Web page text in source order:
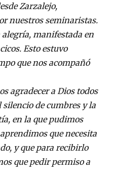
Zarzalejo,
nuestros seminaristas.
manifestada en
Esto estuvo
que nos acompañó
agradecer a Dios todos
silencio de cumbres y la
en la que pudimos
que necesita
y que para recibirlo
que pedir permiso a